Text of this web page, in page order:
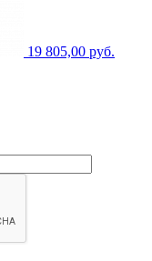
19 805,00 руб.